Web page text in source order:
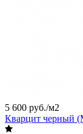
5 600 руб./м2
Кварцит черный